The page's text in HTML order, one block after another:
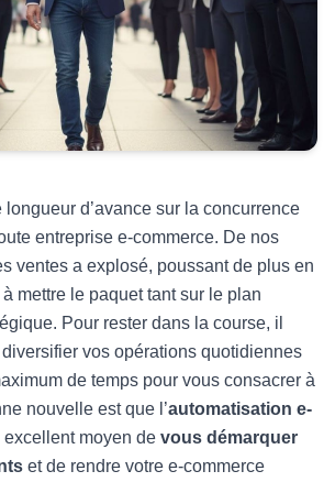
d’avance sur la concurrence
entreprise e-commerce. De nos
ventes a explosé, poussant de plus en
mettre le paquet tant sur le plan
Pour rester dans la course, il
vos opérations quotidiennes
de temps pour vous consacrer à
nouvelle est que l’automatisation e-
excellent moyen de vous démarquer
et de rendre votre e-commerce